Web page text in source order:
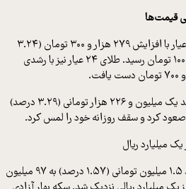
قیمت‌ها
در دادوستدهای امروز، طلای ۱۸ عیار با افزایش ۲۷۹ هزار و ۳۰۰ تومان (۳.۲۴
درصد) به ۸ میلیون و ۸۹۱ هزار و ۱۰۰ تومان رسید. طلای ۲۴ عیار نیز با رشدی
بهای مثقال طلا (آبشده) هم با رشد یک میلیون و ۲۲۶ هزار تومانی (۳.۲۹ درصد)
میلیارد ریال
در بخش سکه، سکه امامی با رشد ۱.۵ میلیون تومانی (۱.۵۷ درصد) به ۹۷ میلیون